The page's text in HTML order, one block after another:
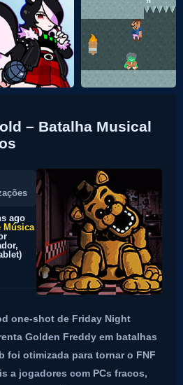
– Batalha Musical
ago
Música
one-shot de Friday Night
Golden Freddy em batalhas
foi otimizada para tornar o FNF
a jogadores com PCs fracos,